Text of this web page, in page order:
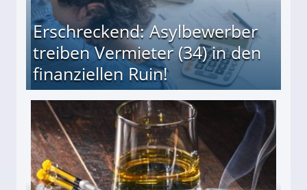
Erschreckend: Asylbewerber
treiben Vermieter (34) in den
finanziellen Ruin!
(34) in den finanziellen Ruin!